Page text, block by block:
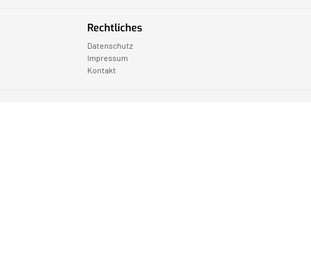
Rechtliches
Datenschutz
Impressum
Kontakt